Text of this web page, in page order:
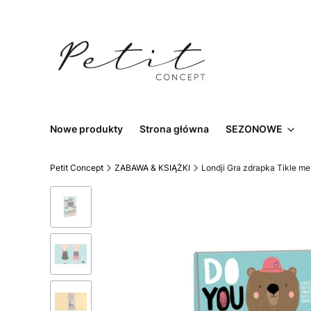
Nowe produkty Strona główna SEZONOWE
Petit Concept ZABAWA & KSIĄŻKI Londji Gra zdrapka Tikle